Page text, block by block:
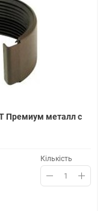
Премиум металл с
Кількість